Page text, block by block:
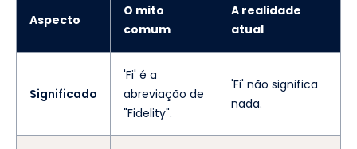
Aspecto
O mito
comum
A realidade
atual
Significado
'Fi' é a
abreviação de
"Fidelity".
'Fi' não significa
nada.